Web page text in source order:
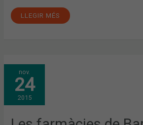
LLEGIR MÉS
nov.
24
2015
LES
FARMÀCIES
DE
BARCELONA
REALITZARAN
PROVES
PER
FACTORS